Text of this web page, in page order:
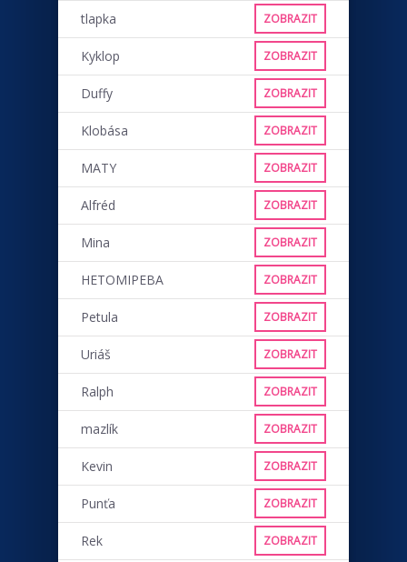
tlapka ZOBRAZIT
Kyklop ZOBRAZIT
Duffy ZOBRAZIT
Klobása ZOBRAZIT
MATY ZOBRAZIT
Alfréd ZOBRAZIT
Mina ZOBRAZIT
HETOMIPEBA ZOBRAZIT
Petula ZOBRAZIT
Uriáš ZOBRAZIT
Ralph ZOBRAZIT
mazlík ZOBRAZIT
Kevin ZOBRAZIT
Punťa ZOBRAZIT
Rek ZOBRAZIT